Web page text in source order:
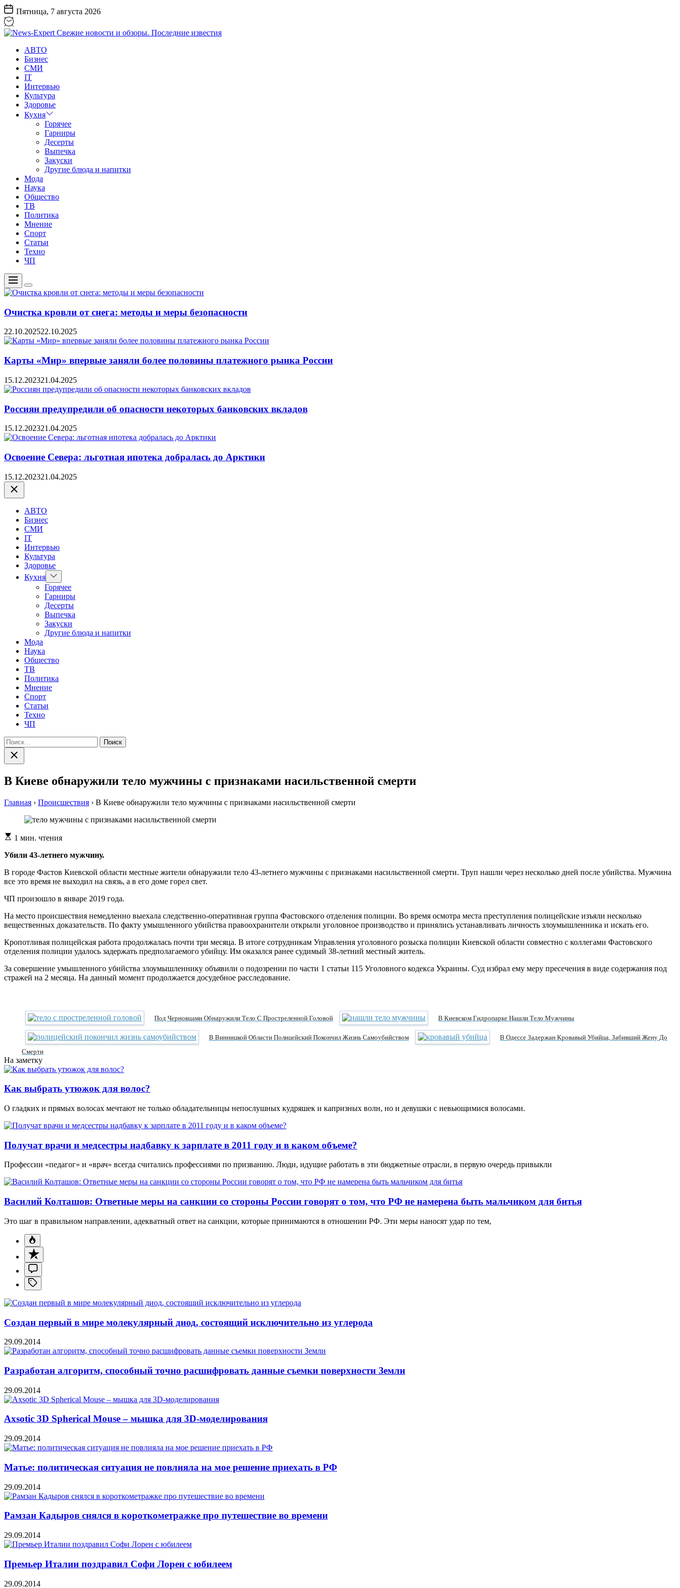
Перейти
к
содержанию
Пятница, 7 августа 2026
Expert
Свежие
новости
обзоры.
Последние
известия
АВТО
Бизнес
СМИ
IT
Интервью
Культура
Здоровье
Кухня
Горячее
Гарниры
Десерты
Выпечка
Закуски
Другие блюда и напитки
Мода
Наука
Общество
ТВ
Политика
Мнение
Спорт
Статьи
Техно
ЧП
Меню
Цвет
переключателя
Очистка кровли от снега: методы и меры безопасности
22.10.202522.10.2025
Карты «Мир» впервые заняли более половины платежного рынка России
15.12.202321.04.2025
Россиян предупредили об опасности некоторых банковских вкладов
15.12.202321.04.2025
Освоение Севера: льготная ипотека добралась до Арктики
15.12.202321.04.2025
Закрыть
АВТО
Бизнес
СМИ
IT
Интервью
Культура
Здоровье
Кухня Показать
подменю
Горячее
Гарниры
Десерты
Выпечка
Закуски
Другие блюда и напитки
Мода
Наука
Общество
ТВ
Политика
Мнение
Спорт
Статьи
Техно
ЧП
Найти:
Закрыть
поиск
В Киеве обнаружили тело мужчины с признаками насильственной смерти
Главная › Происшествия › В Киеве обнаружили тело мужчины с признаками насильственной смерти
Расчетное
чтения
1 мин. чтения
Убили 43-летнего мужчину.
В городе Фастов Киевской области местные жители обнаружили тело 43-летнего мужчины с признаками насильственной смерти. Труп нашли через несколько дней после убийства. Мужчина
все это время не выходил на связь, а в его доме горел свет.
ЧП произошло в январе 2019 года.
На место происшествия немедленно выехала следственно-оперативная группа Фастовского отделения полиции. Во время осмотра места преступления полицейские изъяли несколько
вещественных доказательств. По факту умышленного убийства правоохранители открыли уголовное производство и принялись устанавливать личность злоумышленника и искать его.
Кропотливая полицейская работа продолжалась почти три месяца. В итоге сотрудникам Управления уголовного розыска полиции Киевской области совместно с коллегами Фастовского
отделения полиции удалось задержать предполагаемого убийцу. Им оказался ранее судимый 38-летний местный житель.
За совершение умышленного убийства злоумышленнику объявили о подозрении по части 1 статьи 115 Уголовного кодекса Украины. Суд избрал ему меру пресечения в виде содержания под
стражей на 2 месяца. На данный момент продолжается досудебное расследование.
Под Черновцами Обнаружили Тело С Простреленной Головой В Киевском Гидропарке Нашли Тело Мужчины
В Винницкой Области Полицейский Покончил Жизнь Самоубийством
В Одессе Задержан Кровавый Убийца, Забивший Жену До
Смерти
На заметку
Как выбрать утюжок для волос?
О гладких и прямых волосах мечтают не только обладательницы непослушных кудряшек и капризных волн, но и девушки с невьющимися волосами.
Получат врачи и медсестры надбавку к зарплате в 2011 году и в каком объеме?
Профессии «педагог» и «врач» всегда считались профессиями по призванию. Люди, идущие работать в эти бюджетные отрасли, в первую очередь привыкли
Василий Колташов: Ответные меры на санкции со стороны России говорят о том, что РФ не намерена быть мальчиком для битья
Это шаг в правильном направлении, адекватный ответ на санкции, которые принимаются в отношении РФ. Эти меры наносят удар по тем,
Создан первый в мире молекулярный диод, состоящий исключительно из углерода
29.09.2014
Разработан алгоритм, способный точно расшифровать данные съемки поверхности Земли
29.09.2014
Axsotic 3D Spherical Mouse – мышка для 3D-моделирования
29.09.2014
Матье: политическая ситуация не повлияла на мое решение приехать в РФ
29.09.2014
Рамзан Кадыров снялся в короткометражке про путешествие во времени
29.09.2014
Премьер Италии поздравил Софи Лорен с юбилеем
29.09.2014